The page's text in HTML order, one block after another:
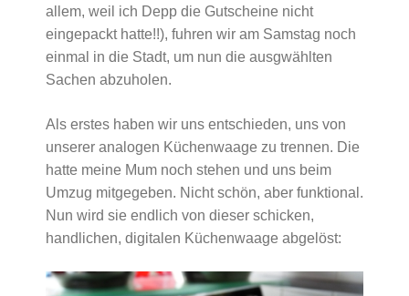
allem, weil ich Depp die Gutscheine nicht
eingepackt hatte!!), fuhren wir am Samstag noch
einmal in die Stadt, um nun die ausgwählten
Sachen abzuholen.
Als erstes haben wir uns entschieden, uns von
unserer analogen Küchenwaage zu trennen. Die
hatte meine Mum noch stehen und uns beim
Umzug mitgegeben. Nicht schön, aber funktional.
Nun wird sie endlich von dieser schicken,
handlichen, digitalen Küchenwaage abgelöst: